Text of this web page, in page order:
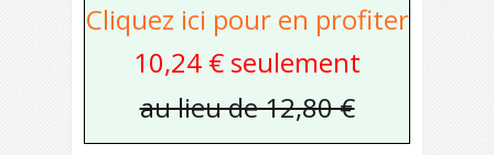
Cliquez ici pour en profiter
10,24 € seulement
au lieu de 12,80 €